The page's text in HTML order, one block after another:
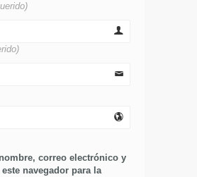
correo electrónico y
navegador para la